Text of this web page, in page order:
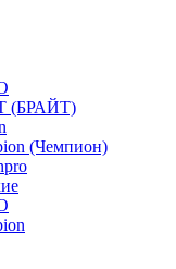
(БРАЙТ)
(Чемпион)